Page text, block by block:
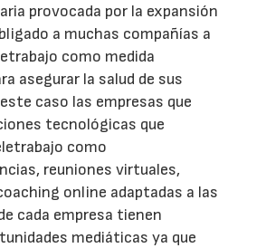
provocada por la expansión
a muchas compañías a
como medida
asegurar la salud de sus
caso las empresas que
tecnológicas que
como
reuniones virtuales,
online adaptadas a las
cada empresa tienen
mediáticas ya que